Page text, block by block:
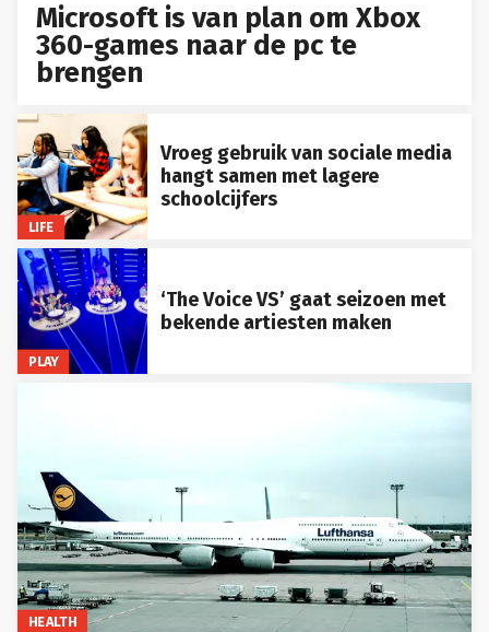
Microsoft is van plan om Xbox
360-games naar de pc te
brengen
LIFE
Vroeg gebruik van sociale media
hangt samen met lagere
schoolcijfers
PLAY
‘The Voice VS’ gaat seizoen met
bekende artiesten maken
HEALTH